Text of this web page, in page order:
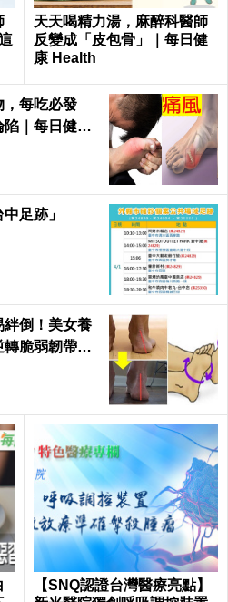
天天喝精力湯，麻醉科醫師
反變成「皮包骨」｜每日健
康 Health
，每吃必發
｜每日健康
足跡」
絆倒！美女養
脆弱韌帶肌
【SNQ認證台灣醫療亮點】